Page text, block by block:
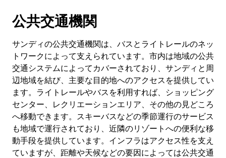
公共交通機関
サンディの公共交通機関は、バスとライトレールのネッ
トワークによって支えられています。市内は地域の公共
交通システムによってカバーされており、サンディと周
辺地域を結び、主要な目的地へのアクセスを提供してい
ます。ライトレールやバスを利用すれば、ショッピング
センター、レクリエーションエリア、その他の見どころ
へ移動できます。スキーバスなどの季節運行のサービス
も地域で運行されており、近隣のリゾートへの便利な移
動手段を提供しています。インフラはアクセス性を支え
ていますが、距離や天候などの要因によっては公共交通